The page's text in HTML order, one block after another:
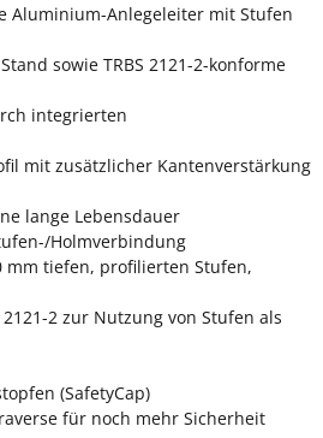
Aluminium-Anlegeleiter mit Stufen
sowie TRBS 2121-2-konforme
integrierten
mit zusätzlicher Kantenverstärkung
lange Lebensdauer
Holmverbindung
mm tiefen, profilierten Stufen,
2 zur Nutzung von Stufen als
(SafetyCap)
für noch mehr Sicherheit